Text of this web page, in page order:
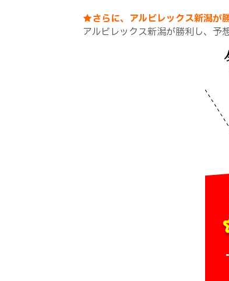
★さらに、アルビレックス新潟が
アルビレックス新潟が勝利し、予